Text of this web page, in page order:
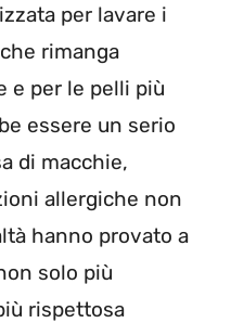
per lavare i
rimanga
e per le pelli più
essere un serio
di macchie,
allergiche non
hanno provato a
solo più
rispettosa